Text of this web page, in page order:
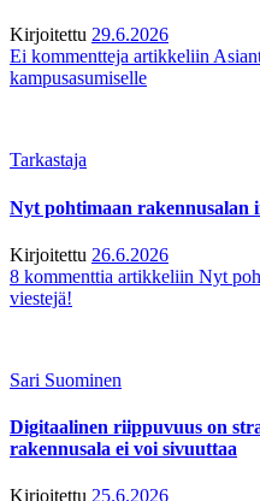
Kirjoitettu 29.6.2026
Ei kommentteja artikkeliin
kampusasumiselle
Tarkastaja
Nyt pohtimaan rakennusalan
Kirjoitettu 26.6.2026
8 kommenttia artikkeliin Nyt
viestejä!
Sari Suominen
Digitaalinen riippuvuus on
rakennusala ei voi sivuuttaa
Kirjoitettu 25.6.2026